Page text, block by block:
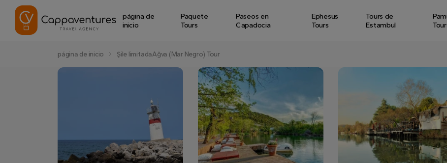
página de
inicio
Paquete
Tours
Paseos en
Capadocia
Ephesus
Tours
Tours de
Estambul
página de inicio Şile limitadaAğva (Mar Negro) Tour